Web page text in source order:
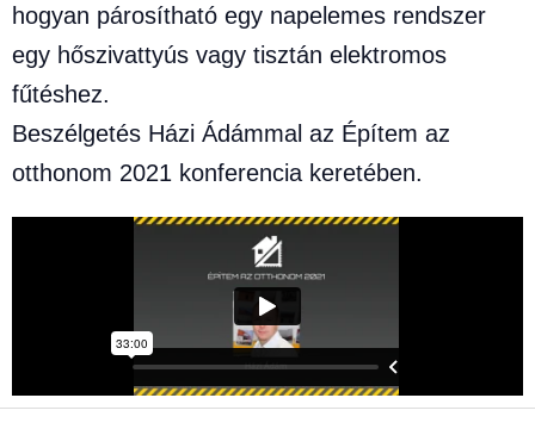
hogyan párosítható egy napelemes rendszer
egy hőszivattyús vagy tisztán elektromos
fűtéshez.
Beszélgetés Házi Ádámmal az Építem az
otthonom 2021 konferencia keretében.